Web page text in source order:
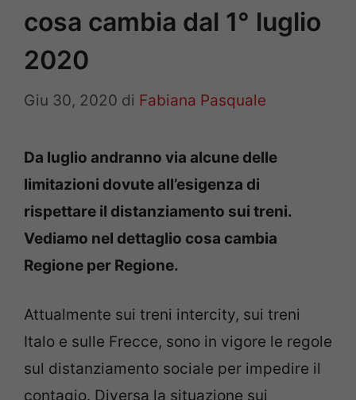
cosa cambia dal 1° luglio
2020
Giu 30, 2020 di Fabiana Pasquale
Da luglio andranno via alcune delle
limitazioni dovute all’esigenza di
rispettare il distanziamento sui treni.
Vediamo nel dettaglio cosa cambia
Regione per Regione.
Attualmente sui treni intercity, sui treni
Italo e sulle Frecce, sono in vigore le regole
sul distanziamento sociale per impedire il
contagio. Diversa la situazione sui